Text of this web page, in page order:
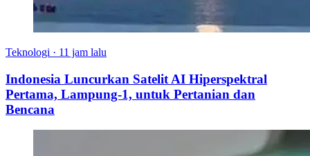
Teknologi · 11 jam lalu
Indonesia Luncurkan Satelit AI Hiperspektral
Pertama, Lampung-1, untuk Pertanian dan
Bencana